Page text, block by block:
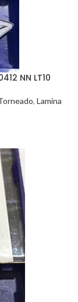
NN LT10
, Lamina